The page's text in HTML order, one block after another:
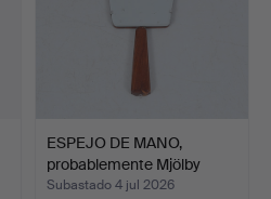
ESPEJO DE MANO,
probablemente Mjölby
Intar…
Subastado 4 jul 2026